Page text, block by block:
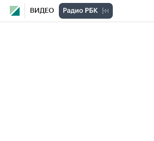
ВИДЕО